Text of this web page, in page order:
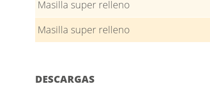
Masilla super relleno
Masilla super relleno
DESCARGAS